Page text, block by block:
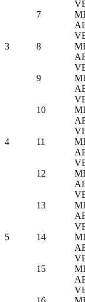
3
7
8
9
4
10
11
12
5
13
14
15